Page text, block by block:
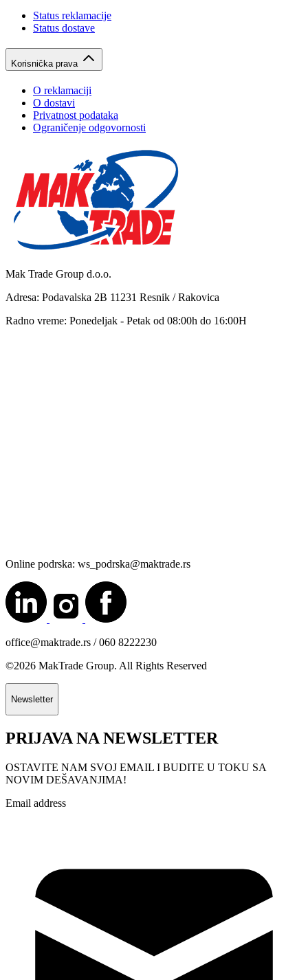
Status reklamacije
Status dostave
Korisnička prava
O reklamaciji
O dostavi
Privatnost podataka
Ograničenje odgovornosti
Mak Trade Group d.o.o.
Adresa: Podavalska 2B 11231 Resnik / Rakovica
Radno vreme: Ponedeljak - Petak od 08:00h do 16:00H
Online podrska: ws_podrska@maktrade.rs
office@maktrade.rs / 060 8222230
©2026 MakTrade Group. All Rights Reserved
Newsletter
PRIJAVA NA NEWSLETTER
OSTAVITE NAM SVOJ EMAIL I BUDITE U TOKU SA
NOVIM DEŠAVANJIMA!
Email address